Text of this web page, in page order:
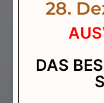
28.
DAS